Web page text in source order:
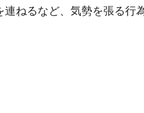
ねるなど、気勢を張る行